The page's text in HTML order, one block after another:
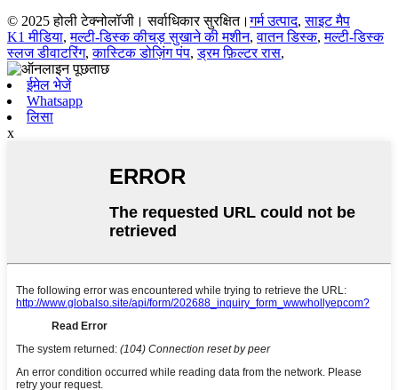
© 2025 होली टेक्नोलॉजी। सर्वाधिकार सुरक्षित।गर्म उत्पाद,साइट मैप
K1 मीडिया,मल्टी-डिस्क कीचड़ सुखाने की मशीन,वातन डिस्क,मल्टी-डिस्क
स्लज डीवाटरिंग,कास्टिक डोज़िंग पंप,ड्रम फ़िल्टर रास,
ईमेल भेजें
Whatsapp
लिसा
x